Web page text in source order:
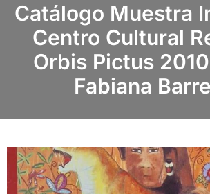
Catálogo Muestra
Centro Cultural
Orbis Pictus
Fabiana